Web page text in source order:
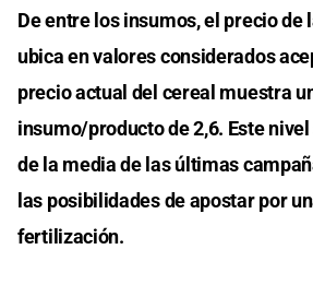
De entre los insumos, el precio de
ubica en valores considerados
precio actual del cereal muestra
insumo/producto de 2,6. Este
de la media de las últimas
las posibilidades de apostar por
fertilización.